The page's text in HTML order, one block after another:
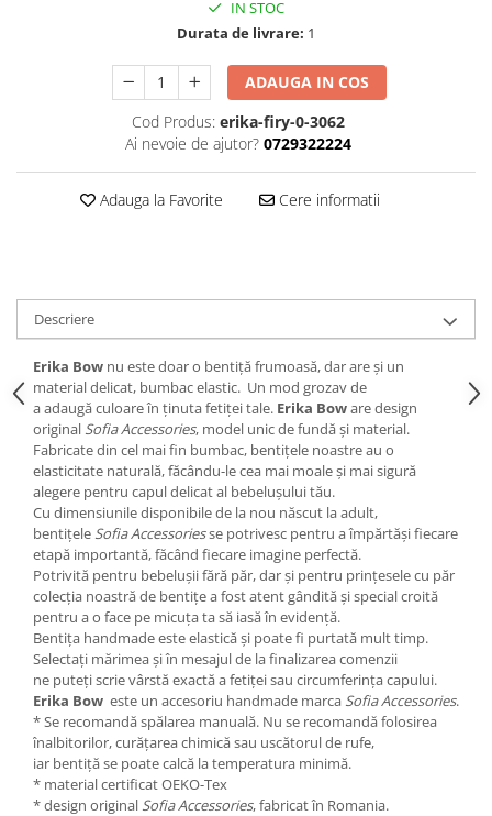
IN STOC
Durata de livrare: 1
ADAUGA IN COS
Cod Produs: erika-firy-0-3062
Ai nevoie de ajutor? 0729322224
Adauga la Favorite Cere informatii
Descriere
Erika Bow nu este doar o bentiță frumoasă, dar are și un
material delicat, bumbac elastic. Un mod grozav de
a adaugă culoare în ținuta fetiței tale. Erika Boware design
original Sofia Accessories, model unic de fundă și material.
Fabricate din cel mai fin bumbac, bentițele noastre au o
elasticitate naturală, făcându-le cea mai moale și mai sigură
alegere pentru capul delicat al bebelușului tău.
Cu dimensiunile disponibile de la nou născut la adult,
bentițele Sofia Accessoriesse potrivesc pentru a împărtăși fiecare
etapă importantă, făcând fiecare imagine perfectă.
Potrivită pentru bebelușii fără păr, dar și pentru prințesele cu păr
colecția noastră de bentițe a fost atent gândită și special croită
pentru a o face pe micuța ta să iasă în evidență.
Bentița handmade este elastică și poate fi purtată mult timp.
Selectați mărimea și în mesajul de la finalizarea comenzii
ne puteți scrie vârstă exactă a fetiței sau circumferința capului.
Erika Bow este un accesoriu handmade marca Sofia Accessories.
* Se recomandă spălarea manuală. Nu se recomandă folosirea
înalbitorilor, curățarea chimică sau uscătorul de rufe,
iar bentiță se poate calcă la temperatura minimă.
* material certificat OEKO-Tex
* design original Sofia Accessories, fabricat în Romania.